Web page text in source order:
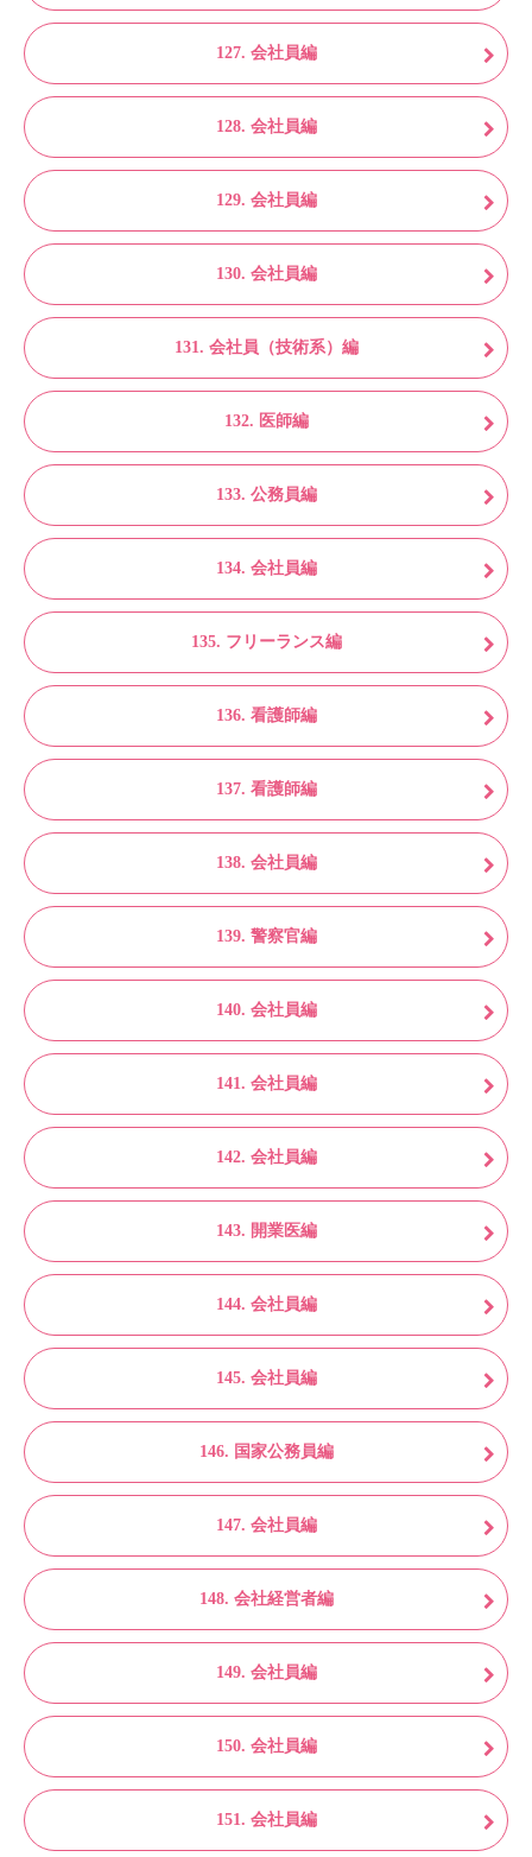
127. 会社員編
128. 会社員編
129. 会社員編
130. 会社員編
131. 会社員（技術系）編
132. 医師編
133. 公務員編
134. 会社員編
135. フリーランス編
136. 看護師編
137. 看護師編
138. 会社員編
139. 警察官編
140. 会社員編
141. 会社員編
142. 会社員編
143. 開業医編
144. 会社員編
145. 会社員編
146. 国家公務員編
147. 会社員編
148. 会社経営者編
149. 会社員編
150. 会社員編
151. 会社員編